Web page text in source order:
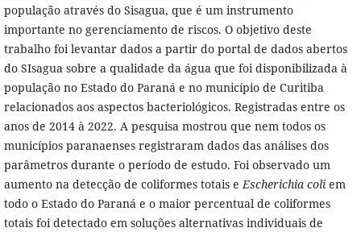
população através do Sisagua, que é um instrumento
importante no gerenciamento de riscos. O objetivo deste
trabalho foi levantar dados a partir do portal de dados abertos
do SIsagua sobre a qualidade da água que foi disponibilizada à
população no Estado do Paraná e no município de Curitiba
relacionados aos aspectos bacteriológicos. Registradas entre os
anos de 2014 à 2022. A pesquisa mostrou que nem todos os
municípios paranaenses registraram dados das análises dos
parâmetros durante o período de estudo. Foi observado um
aumento na detecção de coliformes totais eEscherichia coli em
todo o Estado do Paraná e o maior percentual de coliformes
totais foi detectado em soluções alternativas individuais de